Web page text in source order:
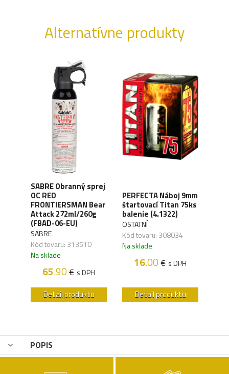
Alternatívne produkty
SABRE Obranný sprej
OC RED
FRONTIERSMAN Bear
Attack 272ml/260g
(FBAD-06-EU)
SABRE
Kód tovaru: 313510
Na sklade
65.90€ s DPH
Detail produktu
PERFECTA Náboj 9mm
štartovací Titan 75ks
balenie (4.1322)
OSTATNÍ
Kód tovaru: 308034
Na sklade
16.00€ s DPH
Detail produktu
POPIS